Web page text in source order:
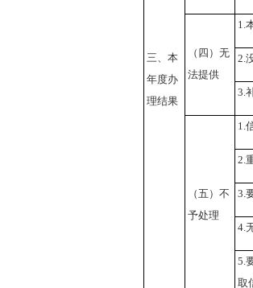
三、本
年度办
理结果
（四）无
法提供
1.
2.
3.
（五）不
予处理
1.
2.
3.
4.
5.
取